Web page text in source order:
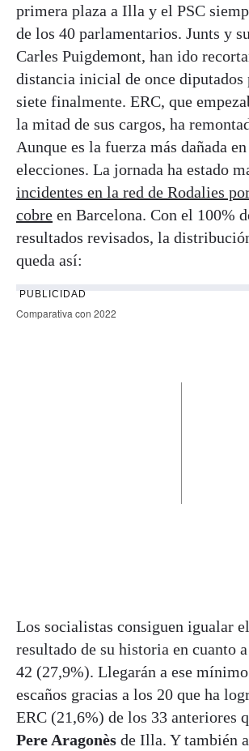
primera plaza a Illa y el PSC
de los 40 parlamentarios. Junts y
Carles Puigdemont, han ido
distancia inicial de once diputados
siete finalmente. ERC, que
la mitad de sus cargos, ha
Aunque es la fuerza más dañada en
elecciones. La jornada ha estado
incidentes en la red de Rodalies
cobre en Barcelona. Con el 100%
resultados revisados, la
queda así:
PUBLICIDAD
Comparativa con 2022
Los socialistas consiguen igualar
resultado de su historia en cuanto
42 (27,9%). Llegarán a ese
escaños gracias a los 20 que ha
ERC (21,6%) de los 33 anteriores
Pere Aragonès de Illa. Y también